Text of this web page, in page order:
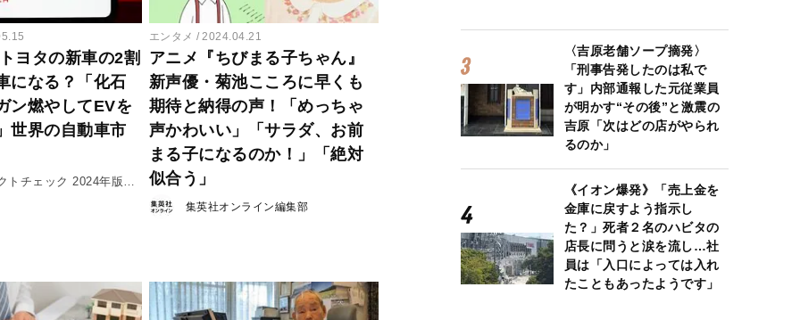
ヨタの新車の2割
になる？「化石
ン燃やしてEVを
世界の自動車市
トチェック 2024年版
エンタメ 2024.04.21
アニメ『ちびまる子ちゃん』
新声優・菊池こころに早くも
期待と納得の声！「めっちゃ
声かわいい」「サラダ、お前
まる子になるのか！」「絶対
似合う」
集英社オンライン編集部
〈吉原老舗ソープ摘発〉
「刑事告発したのは私で
す」内部通報した元従業員
が明かす“その後”と激震の
吉原「次はどの店がやられ
るのか」
《イオン爆発》「売上金を
金庫に戻すよう指示し
た？」死者２名のハビタの
店長に問うと涙を流し…社
員は「入口によっては入れ
たこともあったようです」